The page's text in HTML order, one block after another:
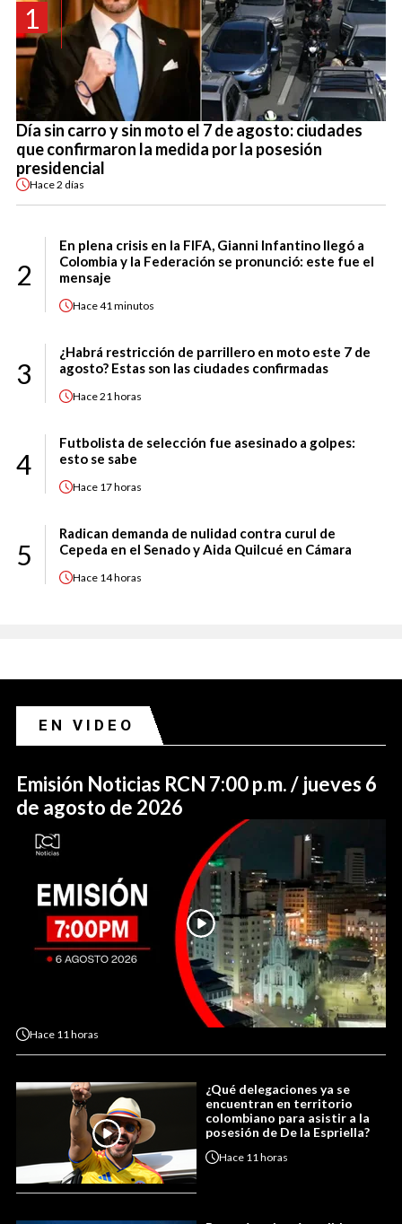
1
Día sin carro y sin moto el 7 de agosto: ciudades
que confirmaron la medida por la posesión
presidencial
Hace2 días
2
En plena crisis en la FIFA, Gianni Infantino llegó a
Colombia y la Federación se pronunció: este fue el
mensaje
Hace41 minutos
3
¿Habrá restricción de parrillero en moto este 7 de
agosto? Estas son las ciudades confirmadas
Hace21 horas
4
Futbolista de selección fue asesinado a golpes:
esto se sabe
Hace 17 horas
5
Radican demanda de nulidad contra curul de
Cepeda en el Senado y Aida Quilcué en Cámara
Hace 14 horas
EN VIDEO
Emisión Noticias RCN 7:00 p.m. / jueves 6
de agosto de 2026
Hace 11 horas
¿Qué delegaciones ya se
encuentran en territorio
colombiano para asistir a la
posesión de De la Espriella?
Hace 11 horas